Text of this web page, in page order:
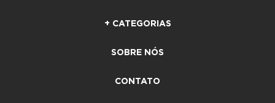
+ CATEGORIAS
SOBRE NÓS
CONTATO